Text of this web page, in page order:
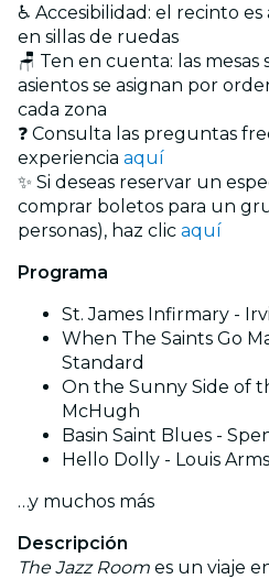
♿ Accesibilidad: el recinto
en sillas de ruedas
🪑 Ten en cuenta: las
asientos se asignan por
cada zona
❓ Consulta las preguntas
experiencia aquí
✨ Si deseas reservar un
comprar boletos para un
personas), haz clic aquí
Programa
St. James Infirmary -
When The Saints Go
Standard
On the Sunny Side of
McHugh
Basin Saint Blues -
Hello Dolly - Louis
…y muchos más
Descripción
The Jazz Room es un viaje